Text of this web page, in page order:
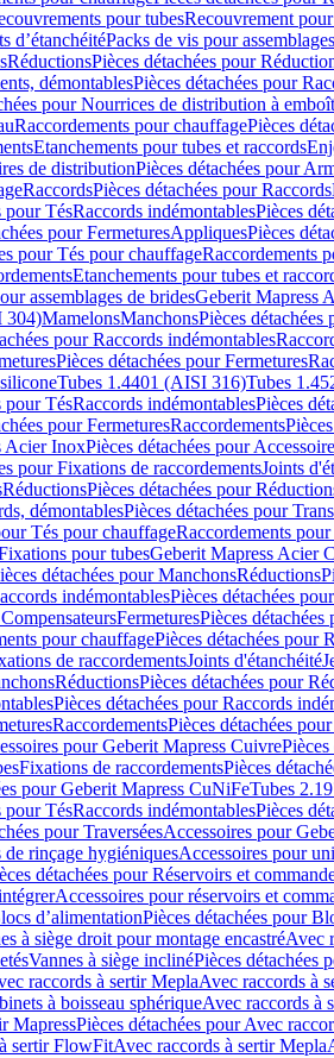
pour tubesRecouvrement
d’étanchéitéPacks de vis pour
RéductionsPièces détachées pour
démontablesPièces détachées pour
pour Nourrices de distribution à
Raccordements pour chauffagePièces
Etanchements pour tubes et raccords
de distributionPièces détachées pour
RaccordsPièces détachées pour Raccords
pour TésRaccords indémontablesPièces
pour FermeturesAppliquesPièces
pour Tés pour chauffageRaccordements
Etanchements pour tubes et
assemblages de bridesGeberit Mapress
304)MamelonsManchonsPièces détachées
pour Raccords indémontables
Pièces détachées pour Fermetures
Tubes 1.4401 (AISI 316)Tubes
pour TésRaccords indémontablesPièces
pour FermeturesRaccordements
Acier InoxPièces détachées pour
pour Fixations de raccordementsJoints
RéductionsPièces détachées pour
démontablesPièces détachées pour
Tés pour chauffageRaccordements
pour tubesGeberit Mapress Acier
détachées pour ManchonsRéductions
indémontablesPièces détachées
FermeturesPièces détachées
pour chauffagePièces détachées pour
de raccordementsJoints d'étanchéité
RéductionsPièces détachées pour
Pièces détachées pour Raccords
RaccordementsPièces détachées
pour Geberit Mapress Cuivre
Fixations de raccordementsPièces
pour Geberit Mapress CuNiFeTubes
pour TésRaccords indémontablesPièces
pour TraverséesAccessoires pour
de rinçage hygiéniquesAccessoires pour
détachées pour Réservoirs et
Accessoires pour réservoirs et
d’alimentationPièces détachées pour
à siège droit pour montage encastréAvec
Vannes à siège inclinéPièces détachées
raccords à sertir MeplaAvec raccords à
à boisseau sphériqueAvec raccords à
MapressPièces détachées pour Avec
sertir FlowFitAvec raccords à sertir Mepla